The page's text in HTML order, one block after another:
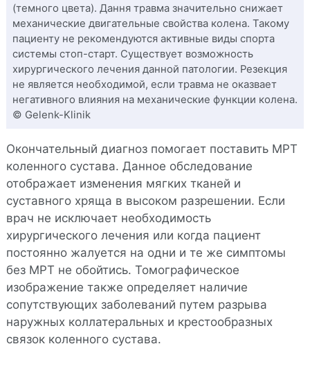
(темного цвета). Дання травма значительно снижает
механические двигательные свойства колена. Такому
пациенту не рекомендуются активные виды спорта
системы стоп-старт. Существует возможность
хирургического лечения данной патологии. Резекция
не является необходимой, если травма не оказвает
негативного влияния на механические функции колена.
© Gelenk-Klinik
Окончательный диагноз помогает поставить МРТ
коленного сустава. Данное обследование
отображает изменения мягких тканей и
суставного хряща в высоком разрешении. Если
врач не исключает необходимость
хирургического лечения или когда пациент
постоянно жалуется на одни и те же симптомы
без МРТ не обойтись. Томографическое
изображение также определяет наличие
сопутствующих заболеваний путем разрыва
наружных коллатеральных и крестообразных
связок коленного сустава.